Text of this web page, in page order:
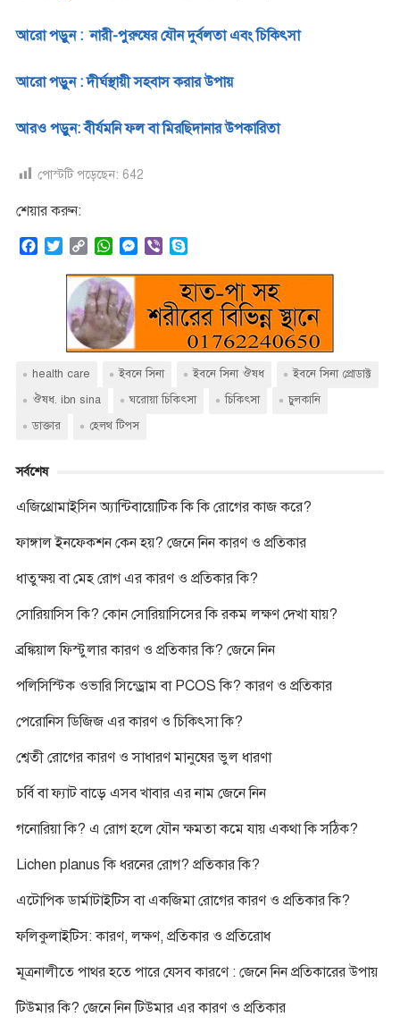
আরো পড়ুন : নারী-পুরুষের যৌন দুর্বলতা এবং চিকিৎসা
আরো পড়ুন : দীর্ঘস্থায়ী সহবাস করার উপায়
আরও পড়ুন: বীর্যমনি ফল বা মিরছিদানার উপকারিতা
পোস্টটি পড়েছেন: 642
শেয়ার করুন:
k
t
e
r
p
y
L
i
n
k
W
a
t
s
A
p
p
M
s
g
e
V
e
r
y
p
e
health care ইবনে সিনা ইবনে সিনা ঔষধ
ইবনে সিনা প্রোডাক্ট
ঔষধ. ibn sina
ঘরোয়া চিকিৎসা চিকিৎসা
চুলকানি
ডাক্তার
হেলথ টিপস
সর্বশেষ
এজিথ্রোমাইসিন অ্যান্টিবায়োটিক কি কি রোগের কাজ করে?
ফাঙ্গাল ইনফেকশন কেন হয়? জেনে নিন কারণ ও প্রতিকার
ধাতুক্ষয় বা মেহ রোগ এর কারণ ও প্রতিকার কি?
সোরিয়াসিস কি? কোন সোরিয়াসিসের কি রকম লক্ষণ দেখা যায়?
ব্রঙ্কিয়াল ফিস্টুলার কারণ ও প্রতিকার কি? জেনে নিন
পলিসিস্টিক ওভারি সিন্ড্রোম বা PCOS কি? কারণ ও প্রতিকার
পেরোনিস ডিজিজ এর কারণ ও চিকিৎসা কি?
শ্বেতী রোগের কারণ ও সাধারণ মানুষের ভুল ধারণা
চর্বি বা ফ্যাট বাড়ে এসব খাবার এর নাম জেনে নিন
গনোরিয়া কি? এ রোগ হলে যৌন ক্ষমতা কমে যায় একথা কি সঠিক?
Lichen planus কি ধরনের রোগ? প্রতিকার কি?
এটোপিক ডার্মাটাইটিস বা একজিমা রোগের কারণ ও প্রতিকার কি?
ফলিকুলাইটিস: কারণ, লক্ষণ, প্রতিকার ও প্রতিরোধ
মূত্রনালীতে পাথর হতে পারে যেসব কারণে : জেনে নিন প্রতিকারের উপায়
টিউমার কি? জেনে নিন টিউমার এর কারণ ও প্রতিকার